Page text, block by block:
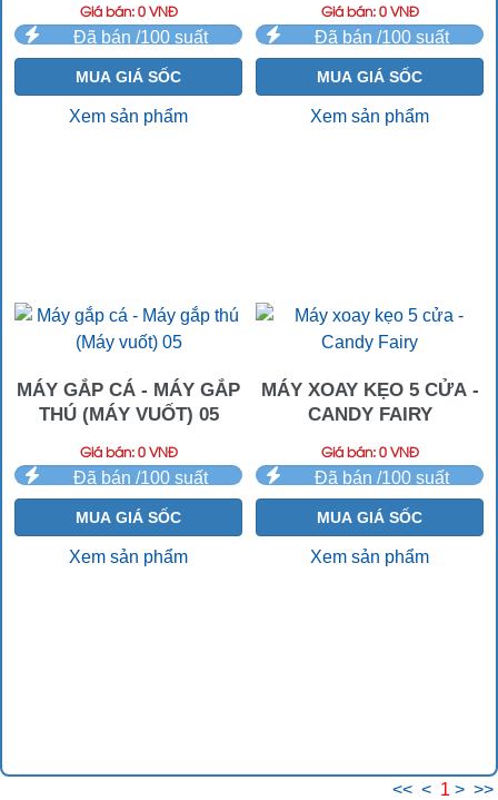
Giá bán: 0 VNĐ
Đã bán /100 suất
MUA GIÁ SỐC
Xem sản phẩm
Giá bán: 0 VNĐ
Đã bán /100 suất
MUA GIÁ SỐC
Xem sản phẩm
MÁY GẮP CÁ - MÁY GẮP
THÚ (MÁY VUỐT) 05
Giá bán: 0 VNĐ
Đã bán /100 suất
MUA GIÁ SỐC
Xem sản phẩm
MÁY XOAY KẸO 5 CỬA -
CANDY FAIRY
Giá bán: 0 VNĐ
Đã bán /100 suất
MUA GIÁ SỐC
Xem sản phẩm
<< < 1 > >>